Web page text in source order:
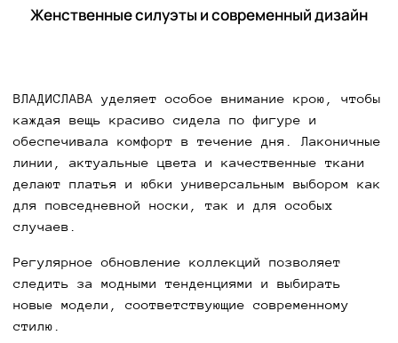
Женственные силуэты и современный дизайн
ВЛАДИСЛАВА уделяет особое внимание крою, чтобы
каждая вещь красиво сидела по фигуре и
обеспечивала комфорт в течение дня. Лаконичные
линии, актуальные цвета и качественные ткани
делают платья и юбки универсальным выбором как
для повседневной носки, так и для особых
случаев.
Регулярное обновление коллекций позволяет
следить за модными тенденциями и выбирать
новые модели, соответствующие современному
стилю.